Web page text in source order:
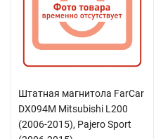
Штатная магнитола FarCar
DX094M Mitsubishi L200
(2006-2015), Pajero Sport